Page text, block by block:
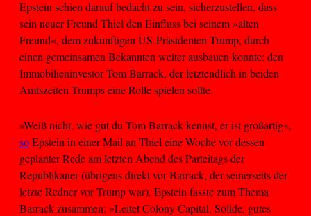
Epstein schien darauf bedacht zu sein, sicherzustellen, dass
sein neuer Freund Thiel den Einfluss bei seinem »alten
Freund«, dem zukünftigen US-Präsidenten Trump, durch
einen gemeinsamen Bekannten weiter ausbauen konnte: den
Immobilieninvestor Tom Barrack, der letztendlich in beiden
Amtszeiten Trumps eine Rolle spielen sollte.
»Weiß nicht, wie gut du Tom Barrack kennst, er ist großartig«,
soEpstein in einer Mail an Thiel eine Woche vor dessen
geplanter Rede am letzten Abend des Parteitags der
Republikaner (übrigens direkt vor Barrack, der seinerseits der
letzte Redner vor Trump war). Epstein fasste zum Thema
Barrack zusammen: »Leitet Colony Capital. Solide, gutes